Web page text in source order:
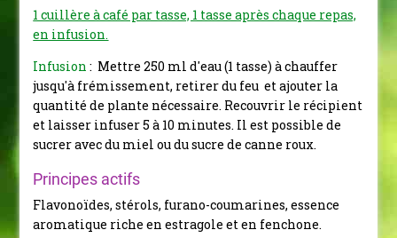
1 cuillère à café par tasse, 1 tasse après chaque repas,
en infusion.
Infusion: Mettre 250 ml d'eau (1 tasse) à chauffer
jusqu'à frémissement, retirer du feu et ajouter la
quantité de plante nécessaire. Recouvrir le récipient
et laisser infuser 5 à 10 minutes. Il est possible de
sucrer avec du miel ou du sucre de canne roux.
Principes actifs
Flavonoïdes, stérols, furano-coumarines, essence
aromatique riche en estragole et en fenchone.